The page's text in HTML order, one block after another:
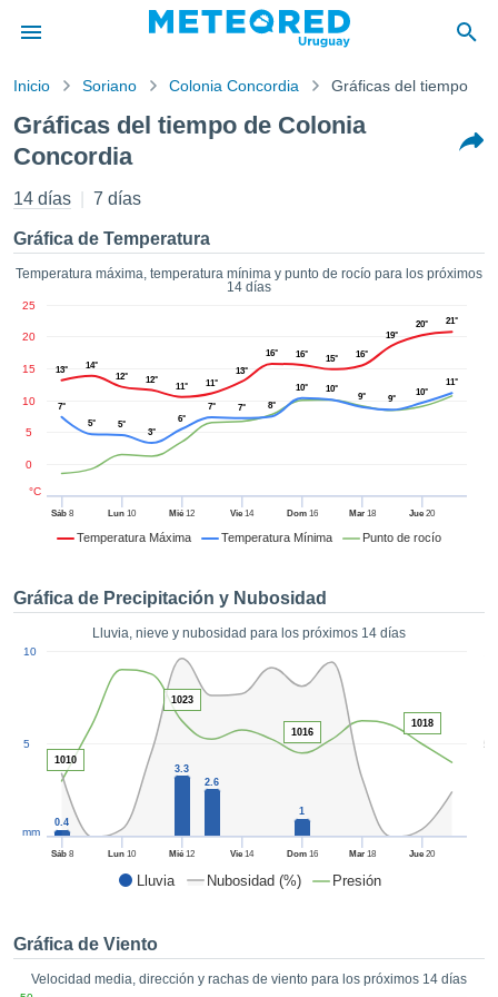
de
por
que la
calidad.
a este
forma
digital
basada
nuestra
seguir
a la
la
de todas
ya sean
nuestros
nos
así como
un perfil
para
CONFIGURACIÓN
Inicio Soriano Colonia Concordia Gráficas del tiempo
Gráficas del tiempo de Colonia
Concordia
14 días 7 días
Gráfica de Temperatura
Temperatura máxima, temperatura mínima y punto de rocío para los próximos
14 días
Temperatura Máxima Temperatura Mínima Punto de rocío
Sáb8 Lun 10 Mié 12 Vie 14 Dom16 Mar18 Jue 20
0
5
10
15
20
25
°C
13°
14°
12°
12°
11° 11°
13°
16° 16° 15° 16°
19°
20° 21°
7°
5°
5°
3°
6°
7° 7° 8°
10° 10°
9° 9°
10°
11°
Gráfica de Precipitación y Nubosidad
Lluvia, nieve y nubosidad para los próximos 14 días
Lluvia Nubosidad (%) Presión
50
Sáb8 Lun 10 Mié 12 Vie 14 Dom16 Mar18 Jue 20
5
10
mm
0.4
3.3
2.6
1
1010
1023
1016
1018
Gráfica de Viento
Velocidad media, dirección y rachas de viento para los próximos 14 días